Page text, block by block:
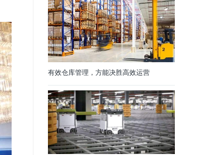
有效仓库管理，方能决胜高效运营